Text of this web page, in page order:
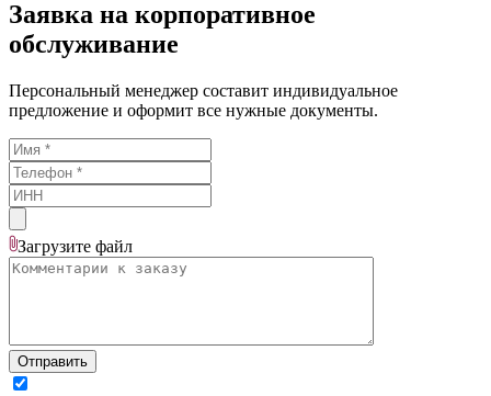
Заявка на корпоративное
обслуживание
Персональный менеджер составит индивидуальное
предложение и оформит все нужные документы.
Загрузите файл
Отправить